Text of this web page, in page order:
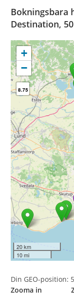
Bokningsbara
Destination,
+
−
8.75
20 km
10 mi
Din GEO-position:
Zooma in